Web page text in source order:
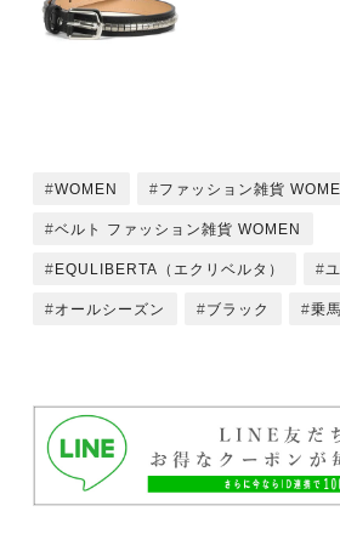
WOMEN ファッション雑貨
ベルト ファッション雑貨 WOMEN
EQULIBERTA（エクリベルタ）
オールシーズン ブラック 乗馬